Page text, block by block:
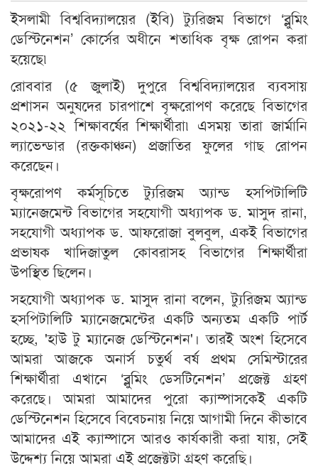
ইসলামী বিশ্ববিদ্যালয়ের (ইবি) ট্যুরিজম বিভাগে ‘ব্লুমিং
ডেস্টিনেশন’ কোর্সের অধীনে শতাধিক বৃক্ষ রোপন করা
হয়েছে৷
রোববার (৫ জুলাই) দুপুরে বিশ্ববিদ্যালয়ের ব্যবসায়
প্রশাসন অনুষদের চারপাশে বৃক্ষরোপণ করেছে বিভাগের
২০২১-২২ শিক্ষাবর্ষের শিক্ষার্থীরা৷ এসময় তারা জার্মানি
ল্যাভেন্ডার (রক্তকাঞ্চন) প্রজাতির ফুলের গাছ রোপন
করেছেন।
বৃক্ষরোপণ কর্মসূচিতে ট্যুরিজম অ্যান্ড হসপিটালিটি
ম্যানেজমেন্ট বিভাগের সহযোগী অধ্যাপক ড. মাসুদ রানা,
সহযোগী অধ্যাপক ড. আফরোজা বুলবুল, একই বিভাগের
প্রভাষক খাদিজাতুল কোবরাসহ বিভাগের শিক্ষার্থীরা
উপস্থিত ছিলেন।
সহযোগী অধ্যাপক ড. মাসুদ রানা বলেন, ট্যুরিজম অ্যান্ড
হসপিটালিটি ম্যানেজমেন্টের একটি অন্যতম একটি পার্ট
হচ্ছে, 'হাউ টু ম্যানেজ ডেস্টিনেশন'। তারই অংশ হিসেবে
আমরা আজকে অনার্স চতুর্থ বর্ষ প্রথম সেমিস্টারের
শিক্ষার্থীরা এখানে ‘ব্লুমিং ডেসটিনেশন’ প্রজেক্ট গ্রহণ
করেছে। আমরা আমাদের পুরো ক্যাম্পাসকেই একটি
ডেস্টিনেশন হিসেবে বিবেচনায় নিয়ে আগামী দিনে কীভাবে
আমাদের এই ক্যাম্পাসে আরও কার্যকারী করা যায়, সেই
উদ্দেশ্য নিয়ে আমরা এই প্রজেক্টটা গ্রহণ করেছি।